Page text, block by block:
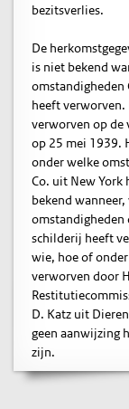
bezitsverlies.
De
is niet bekend
omstandigheden
heeft
verworven op de
op 25 mei 1939.
onder welke
Co. uit New
bekend
omstandigheden
schilderij heeft
wie, hoe of
verworven door
D. Katz uit
geen aanwijzing
zijn.